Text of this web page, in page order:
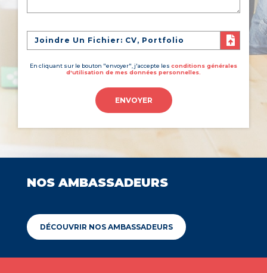
Joindre Un Fichier: CV, Portfolio
En cliquant sur le bouton "envoyer", j'accepte les conditions générales
d'utilisation de mes données personnelles.
ENVOYER
NOS AMBASSADEURS
DÉCOUVRIR NOS AMBASSADEURS